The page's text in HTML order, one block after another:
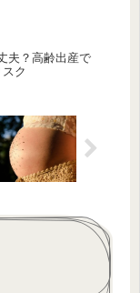
夫？高齢出産で
ク